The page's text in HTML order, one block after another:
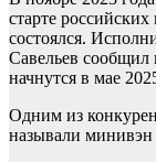
старте
состоялся.
Савельев сообщил
начнутся в мае
Одним из
называли минивэн